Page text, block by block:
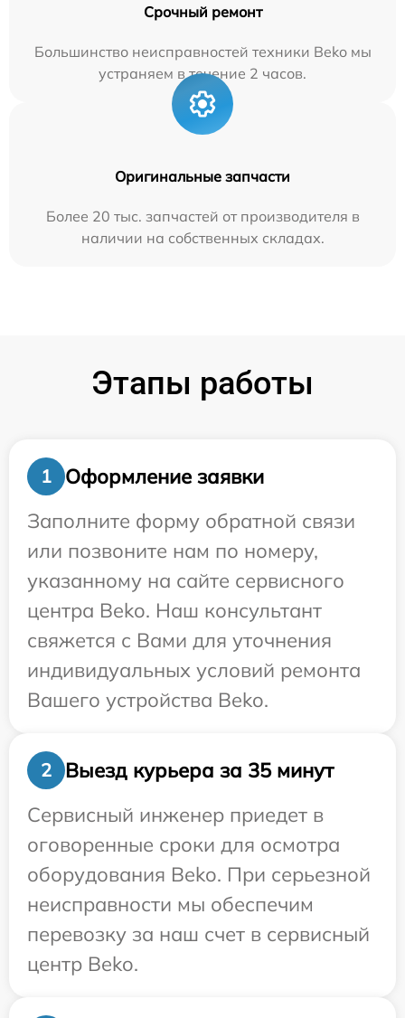
Срочный ремонт
Большинство неисправностей техники Beko мы
устраняем в течение 2 часов.
Оригинальные запчасти
Более 20 тыс. запчастей от производителя в
наличии на собственных складах.
Этапы работы
1
Оформление заявки
Заполните форму обратной связи
или позвоните нам по номеру,
указанному на сайте сервисного
центра Beko. Наш консультант
свяжется с Вами для уточнения
индивидуальных условий ремонта
Вашего устройства Beko.
2
Выезд курьера за 35 минут
Сервисный инженер приедет в
оговоренные сроки для осмотра
оборудования Beko. При серьезной
неисправности мы обеспечим
перевозку за наш счет в сервисный
центр Beko.